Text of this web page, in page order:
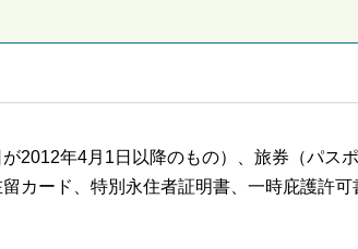
2012年4月1日以降のもの）、旅券（パス
カード、特別永住者証明書、一時庇護許可